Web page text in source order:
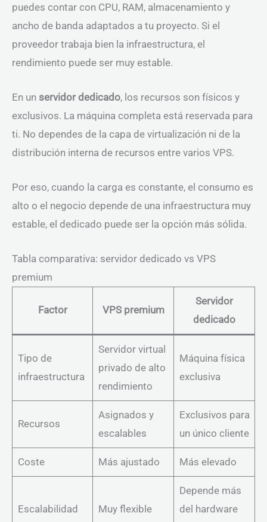
puedes contar con CPU, RAM, almacenamiento y
ancho de banda adaptados a tu proyecto. Si el
proveedor trabaja bien la infraestructura, el
rendimiento puede ser muy estable.
En un servidor dedicado, los recursos son físicos y
exclusivos. La máquina completa está reservada para
ti. No dependes de la capa de virtualización ni de la
distribución interna de recursos entre varios VPS.
Por eso, cuando la carga es constante, el consumo es
alto o el negocio depende de una infraestructura muy
estable, el dedicado puede ser la opción más sólida.
Tabla comparativa: servidor dedicado vs VPS
premium
Factor VPS premium
Servidor
dedicado
Tipo de
infraestructura
Servidor virtual
privado de alto
rendimiento
Máquina física
exclusiva
Recursos
Asignados y
escalables
Exclusivos para
un único cliente
Coste Más ajustado Más elevado
Escalabilidad Muy flexible
Depende más
del hardware